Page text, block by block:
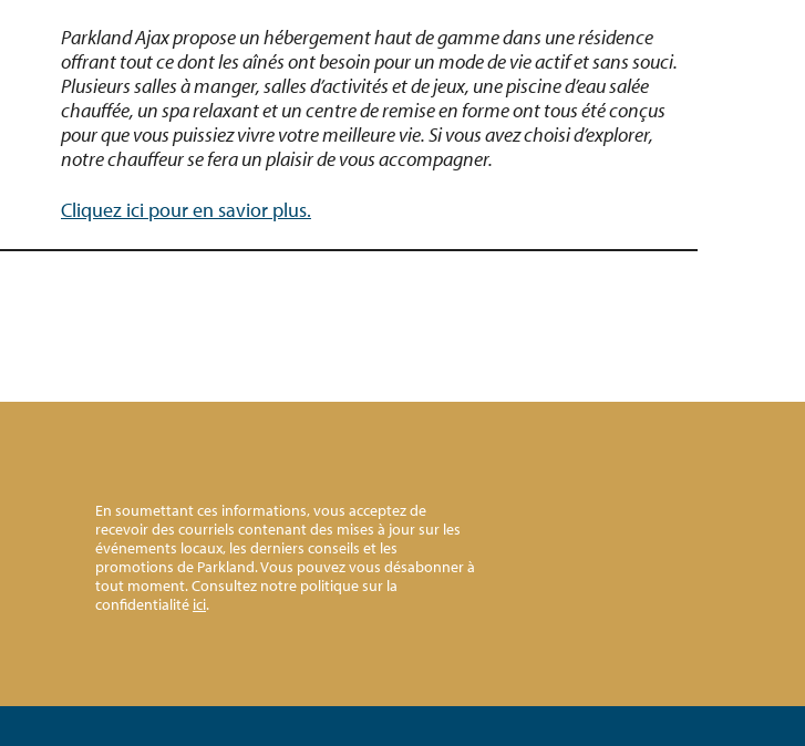
Parkland Ajax propose un hébergement haut de gamme dans une résidence
offrant tout ce dont les aînés ont besoin pour un mode de vie actif et sans souci.
Plusieurs salles à manger, salles d’activités et de jeux, une piscine d’eau salée
chauffée, un spa relaxant et un centre de remise en forme ont tous été conçus
pour que vous puissiez vivre votre meilleure vie. Si vous avez choisi d’explorer,
notre chauffeur se fera un plaisir de vous accompagner.
Cliquez ici pour en savior plus.
En soumettant ces informations, vous acceptez de
recevoir des courriels contenant des mises à jour sur les
événements locaux, les derniers conseils et les
promotions de Parkland. Vous pouvez vous désabonner à
tout moment. Consultez notre politique sur la
confidentialité ici.